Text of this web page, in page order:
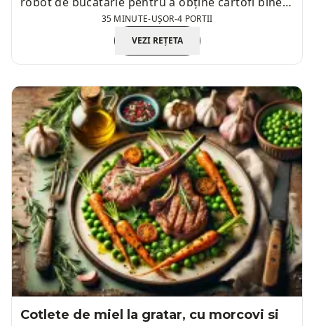
35 MINUTE-UȘOR-4 PORTII
VEZI REȚETA
Cotlete de miel la gratar, cu morcovi si